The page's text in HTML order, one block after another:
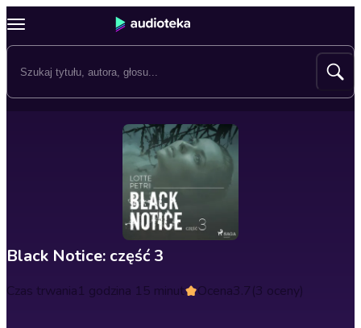
Black Notice: część 3
Czas trwania1 godzina 15 minut Ocena3.7(3 oceny)